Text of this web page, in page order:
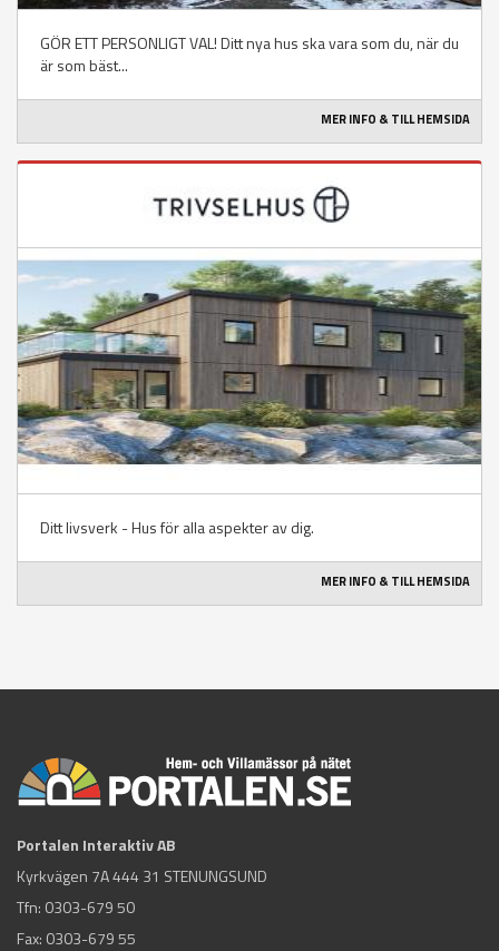
GÖR ETT PERSONLIGT VAL! Ditt nya hus ska vara som du, när du
är som bäst...
MER INFO & TILL HEMSIDA
Ditt livsverk - Hus för alla aspekter av dig.
MER INFO & TILL HEMSIDA
Portalen Interaktiv AB
Kyrkvägen 7A 444 31 STENUNGSUND
Tfn: 0303-679 50
Fax: 0303-679 55